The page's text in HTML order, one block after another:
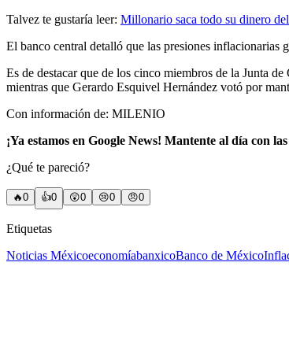
Talvez te gustaría leer: Millonario saca todo su dinero
El banco central detalló que las presiones inflacionarias
Es de destacar que de los cinco miembros de la Junta
mientras que Gerardo Esquivel Hernández votó por
Con información de: MILENIO
¡Ya estamos en Google News! Mantente al día con
¿Qué te pareció?
🔥0 👍0 😲0 😢0 😠0
Etiquetas
Noticias MéxicoeconomíabanxicoBanco de México